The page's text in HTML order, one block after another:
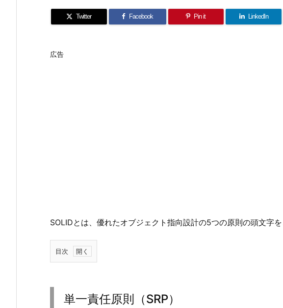
Twitter Facebook Pin it LinkedIn
広告
SOLIDとは、優れたオブジェクト指向設計の5つの原則の頭文字を
目次
1.
責
単一責任原則（SRP）